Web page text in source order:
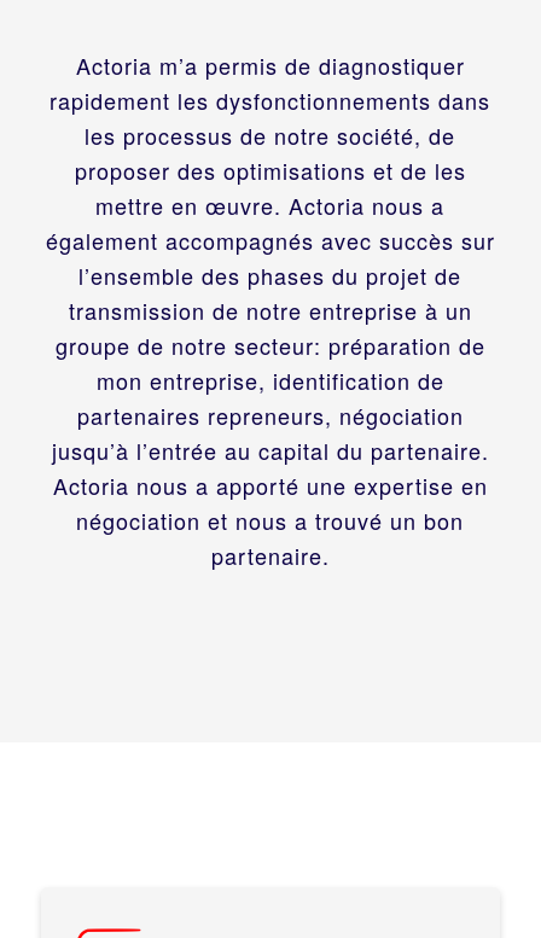
Actoria m’a permis de diagnostiquer
rapidement les dysfonctionnements dans
les processus de notre société, de
proposer des optimisations et de les
mettre en œuvre. Actoria nous a
également accompagnés avec succès sur
l’ensemble des phases du projet de
transmission de notre entreprise à un
groupe de notre secteur: préparation de
mon entreprise, identification de
partenaires repreneurs, négociation
jusqu’à l’entrée au capital du partenaire.
Actoria nous a apporté une expertise en
négociation et nous a trouvé un bon
partenaire.